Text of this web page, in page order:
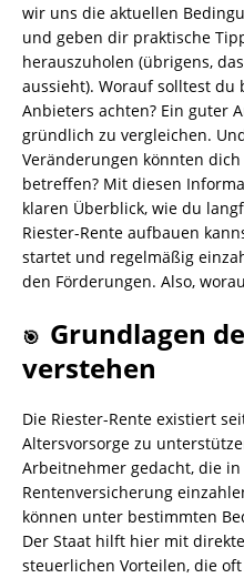
wir uns die aktuellen
und geben dir praktische
herauszuholen (übrigens,
aussieht). Worauf solltest du
Anbieters achten? Ein guter
gründlich zu vergleichen.
Veränderungen könnten
betreffen? Mit diesen
klaren Überblick, wie du
Riester-Rente aufbauen
startet und regelmäßig
den Förderungen. Also,
🎯 Grundlagen
verstehen
Die Riester-Rente existiert
Altersvorsorge zu
Arbeitnehmer gedacht, die
Rentenversicherung
können unter bestimmten
Der Staat hilft hier mit
steuerlichen Vorteilen, die